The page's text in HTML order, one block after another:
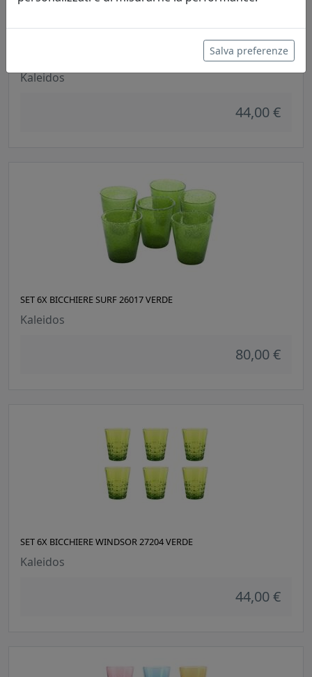
SET 6X BICCHIERE WINDSOR 27900 MULTICOLORE
Kaleidos
44,00 €
SET 6X BICCHIERE SURF 26017 VERDE
Kaleidos
80,00 €
SET 6X BICCHIERE WINDSOR 27204 VERDE
Kaleidos
44,00 €
Salva preferenze